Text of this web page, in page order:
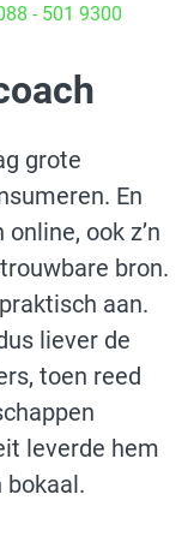
- 501 9300
grote
En
ook z’n
bron.
aan.
liever de
toen reed
leverde hem
bokaal.